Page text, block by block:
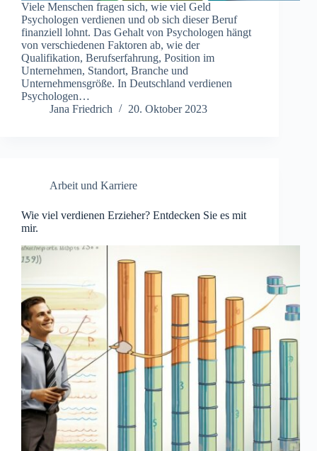
Viele Menschen fragen sich, wie viel Geld
Psychologen verdienen und ob sich dieser Beruf
finanziell lohnt. Das Gehalt von Psychologen hängt
von verschiedenen Faktoren ab, wie der
Qualifikation, Berufserfahrung, Position im
Unternehmen, Standort, Branche und
Unternehmensgröße. In Deutschland verdienen
Psychologen…
Jana Friedrich
20. Oktober 2023
Arbeit und Karriere
Wie viel verdienen Erzieher? Entdecken Sie es mit
mir.